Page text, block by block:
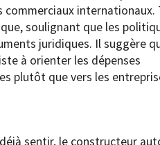
internationaux.
soulignant que les
juridiques. Il suggère
à orienter les dépenses
plutôt que vers les
sentir, le constructeur